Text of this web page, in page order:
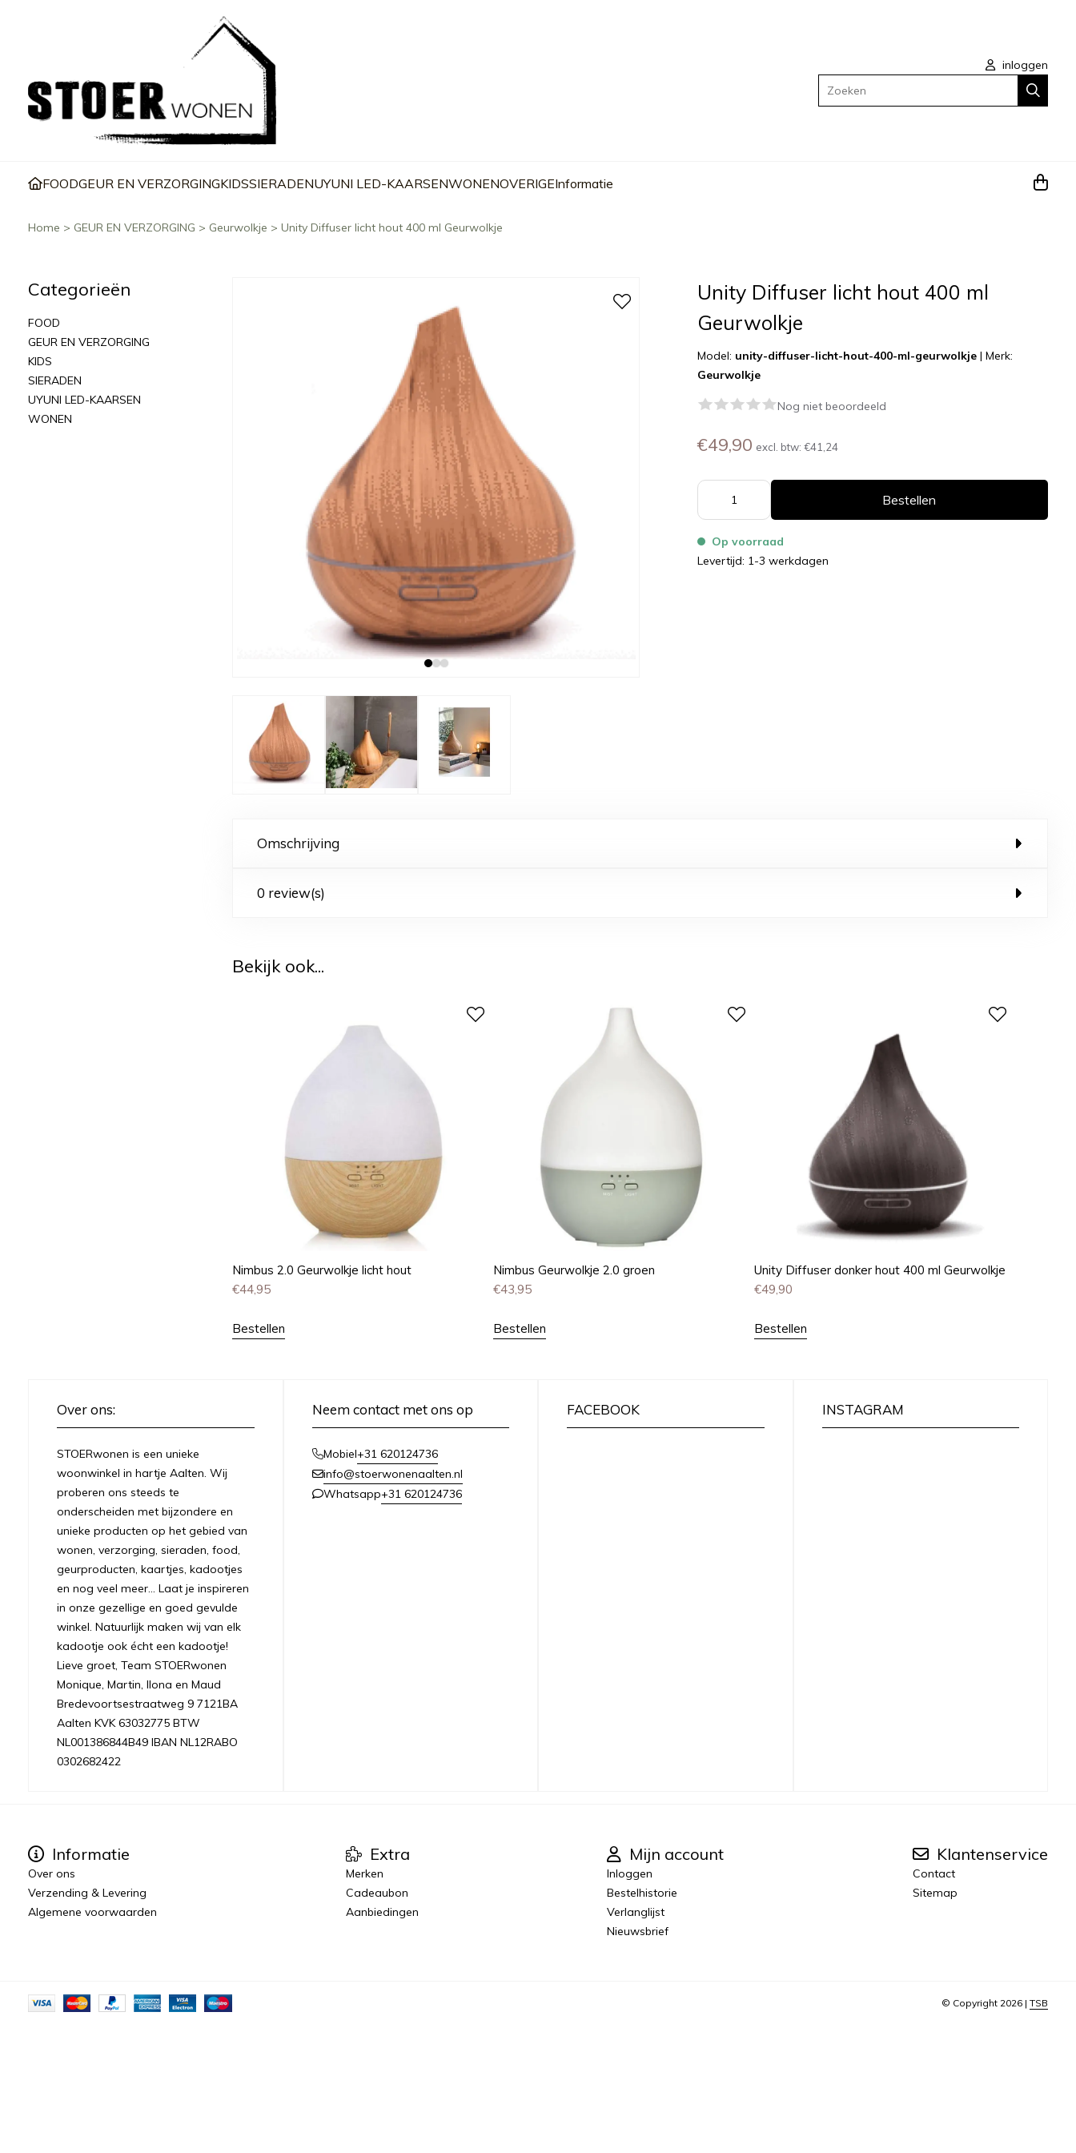
inloggen
Zoeken
FOODGEUR EN VERZORGINGKIDSSIERADENUYUNI LED-KAARSENWONENOVERIGEInformatie
Home > GEUR EN VERZORGING > Geurwolkje > Unity Diffuser licht hout 400 ml Geurwolkje
Categorieën
FOOD
GEUR EN VERZORGING
KIDS
SIERADEN
UYUNI LED-KAARSEN
WONEN
Unity Diffuser licht hout 400 ml
Geurwolkje
Model: unity-diffuser-licht-hout-400-ml-geurwolkje | Merk:
Geurwolkje
Nog niet beoordeeld
€49,90 excl. btw: €41,24
Bestellen
Op voorraad
Levertijd: 1-3 werkdagen
Omschrijving
0 review(s)
Bekijk ook...
Nimbus 2.0 Geurwolkje licht hout
€44,95
Bestellen
Nimbus Geurwolkje 2.0 groen
€43,95
Bestellen
Unity Diffuser donker hout 400 ml Geurwolkje
€49,90
Bestellen
Over ons:
STOERwonen is een unieke
woonwinkel in hartje Aalten. Wij
proberen ons steeds te
onderscheiden met bijzondere en
unieke producten op het gebied van
wonen, verzorging, sieraden, food,
geurproducten, kaartjes, kadootjes
en nog veel meer... Laat je inspireren
in onze gezellige en goed gevulde
winkel. Natuurlijk maken wij van elk
kadootje ook écht een kadootje!
Lieve groet, Team STOERwonen
Monique, Martin, Ilona en Maud
Bredevoortsestraatweg 9 7121BA
Aalten KVK 63032775 BTW
NL001386844B49 IBAN NL12RABO
0302682422
Neem contact met ons op
Mobiel+31 620124736
info@stoerwonenaalten.nl
Whatsapp+31 620124736
FACEBOOK INSTAGRAM
Informatie
Over ons
Verzending & Levering
Algemene voorwaarden
Extra
Merken
Cadeaubon
Aanbiedingen
Mijn account
Inloggen
Bestelhistorie
Verlanglijst
Nieuwsbrief
Klantenservice
Contact
Sitemap
© Copyright 2026 | TSB